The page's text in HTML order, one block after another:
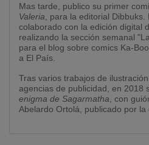
Mas tarde, publico su primer
Valeria , para la editorial
colaborado con la edición digital
realizando la sección semanal
para el blog sobre comics Ka-
a El País.
Tras varios trabajos de
agencias de publicidad, en 2018
enigma de Sagarmatha , con
Abelardo Ortolá, publicado por la